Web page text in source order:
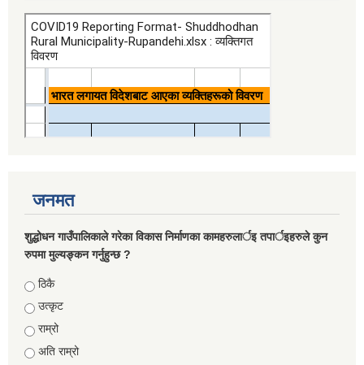
जनमत
शुद्धोधन गाउँपालिकाले गरेका विकास निर्माणका कामहरुलार्इ तपार्इहरुले कुन
रुपमा मुल्यङ्कन गर्नुहुन्छ ?
Choices
ठिकै
उत्कृट
राम्रो
अति राम्रो